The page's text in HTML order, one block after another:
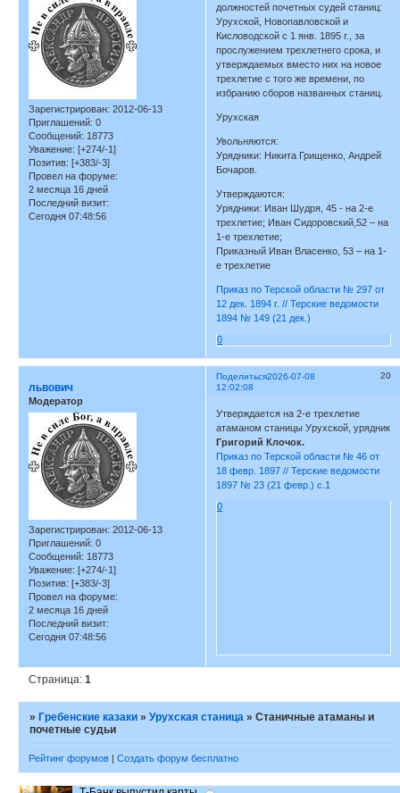
Зарегистрирован: 2012-06-13
Приглашений: 0
Сообщений: 18773
Уважение: [+274/-1]
Позитив: [+383/-3]
Провел на форуме:
2 месяца 16 дней
Последний визит:
Сегодня 07:48:56
должностей почетных судей станиц:
Урухской, Новопавловской и
Кисловодской с 1 янв. 1895 г., за
прослужением трехлетнего срока, и
утверждаемых вместо них на новое
трехлетие с того же времени, по
избранию сборов названных станиц.
Урухская
Увольняются:
Урядники: Никита Грищенко, Андрей
Бочаров.
Утверждаются:
Урядники: Иван Шудря, 45 - на 2-е
трехлетие; Иван Сидоровский,52 – на
1-е трехлетие;
Приказный Иван Власенко, 53 – на 1-
е трехлетие
Приказ по Терской области № 297 от
12 дек. 1894 г. // Терские ведомости
1894 № 149 (21 дек.)
0
Поделиться 20
2026-07-08
12:02:08
львович
Модератор
Зарегистрирован: 2012-06-13
Приглашений: 0
Сообщений: 18773
Уважение: [+274/-1]
Позитив: [+383/-3]
Провел на форуме:
2 месяца 16 дней
Последний визит:
Сегодня 07:48:56
Утверждается на 2-е трехлетие
атаманом станицы Урухской, урядник
Григорий Клочок.
Приказ по Терской области № 46 от
18 февр. 1897 // Терские ведомости
1897 № 23 (21 февр.) с.1
0
Страница:1
» Гребенские казаки »Урухская станица »Станичные атаманы и
почетные судьи
Рейтинг форумов | Создать форум бесплатно